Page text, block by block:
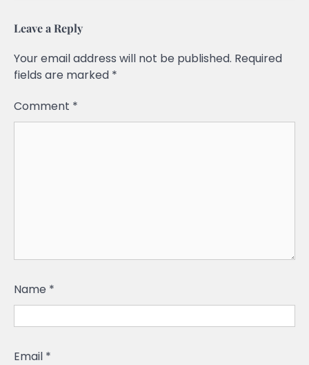
Leave a Reply
Your email address will not be published. Required
fields are marked *
Comment *
Name *
Email *